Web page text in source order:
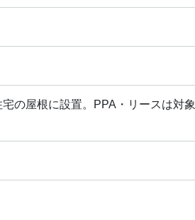
の屋根に設置。PPA・リースは対象